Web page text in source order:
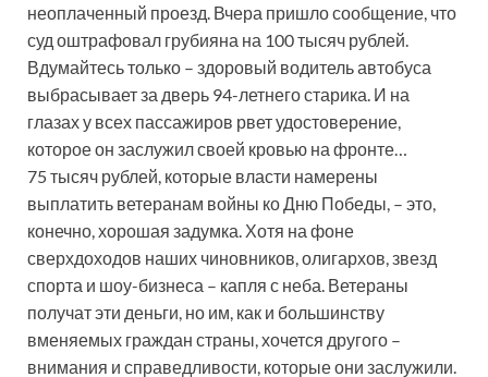
неоплаченный проезд. Вчера пришло сообщение, что
суд оштрафовал грубияна на 100 тысяч рублей.
Вдумайтесь только – здоровый водитель автобуса
выбрасывает за дверь 94-летнего старика. И на
глазах у всех пассажиров рвет удостоверение,
которое он заслужил своей кровью на фронте…
75 тысяч рублей, которые власти намерены
выплатить ветеранам войны ко Дню Победы, – это,
конечно, хорошая задумка. Хотя на фоне
сверхдоходов наших чиновников, олигархов, звезд
спорта и шоу-бизнеса – капля с неба. Ветераны
получат эти деньги, но им, как и большинству
вменяемых граждан страны, хочется другого –
внимания и справедливости, которые они заслужили.